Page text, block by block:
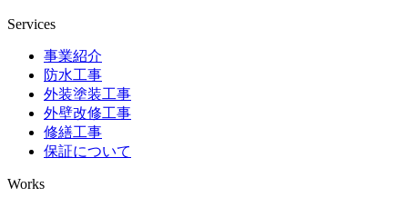
Services
事業紹介
防水工事
外装塗装工事
外壁改修工事
修繕工事
保証について
Works